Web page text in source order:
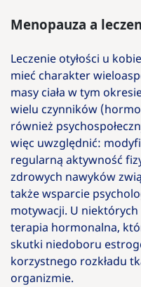
Menopauza a
Leczenie otyłości u
mieć charakter
masy ciała w tym
wielu czynników
również
więc uwzględnić:
regularną aktywność
zdrowych nawyków
także wsparcie
motywacji. U
terapia hormonalna,
skutki niedoboru
korzystnego rozkładu
organizmie.